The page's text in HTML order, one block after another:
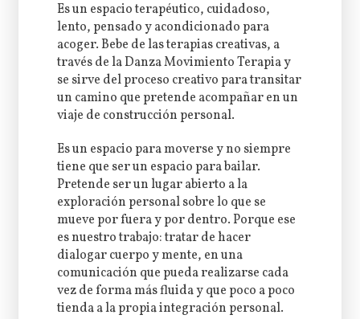
Es un espacio terapéutico, cuidadoso,
lento, pensado y acondicionado para
acoger. Bebe de las terapias creativas, a
través de la Danza Movimiento Terapia y
se sirve del proceso creativo para transitar
un camino que pretende acompañar en un
viaje de construcción personal.
Es un espacio para moverse y no siempre
tiene que ser un espacio para bailar.
Pretende ser un lugar abierto a la
exploración personal sobre lo que se
mueve por fuera y por dentro. Porque ese
es nuestro trabajo: tratar de hacer
dialogar cuerpo y mente, en una
comunicación que pueda realizarse cada
vez de forma más fluida y que poco a poco
tienda a la propia integración personal.